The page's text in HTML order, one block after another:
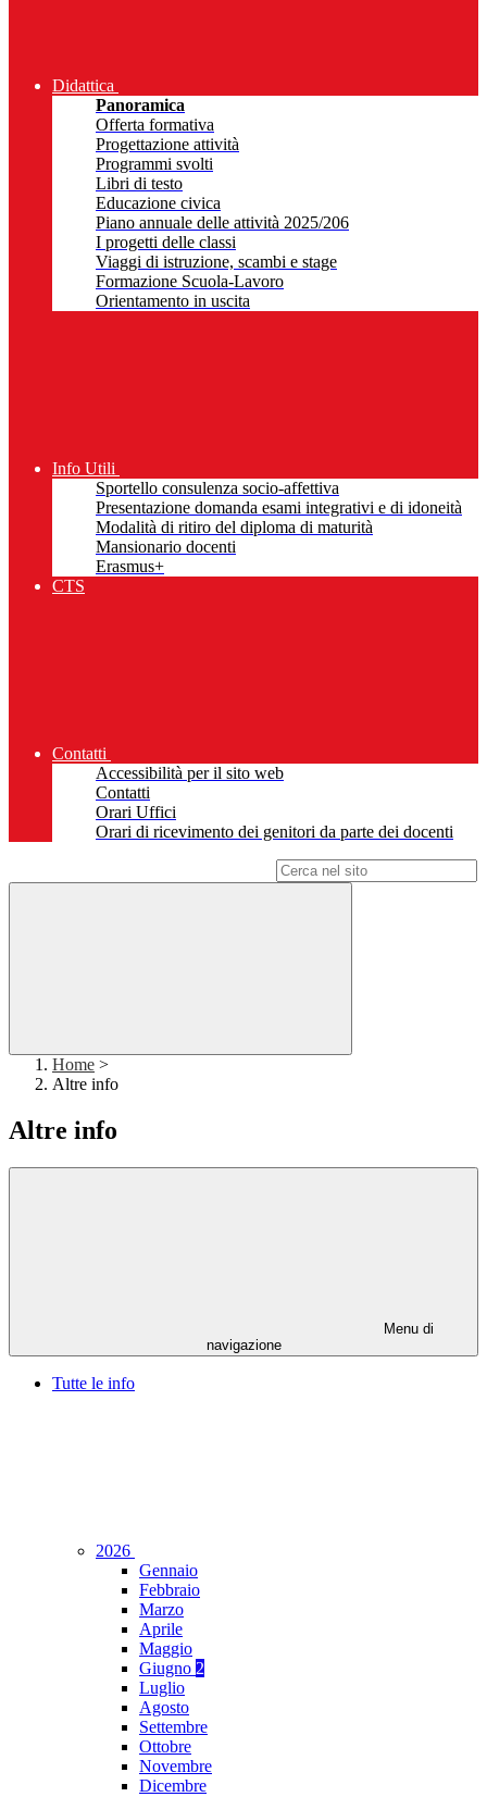
Didattica
Panoramica
Offerta formativa
Progettazione attività
Programmi svolti
Libri di testo
Educazione civica
Piano annuale delle attività 2025/206
I progetti delle classi
Viaggi di istruzione, scambi e stage
Formazione Scuola-Lavoro
Orientamento in uscita
Info Utili
Sportello consulenza socio-affettiva
Presentazione domanda esami integrativi e di idoneità
Modalità di ritiro del diploma di maturità
Mansionario docenti
Erasmus+
CTS
Contatti
Accessibilità per il sito web
Contatti
Orari Uffici
Orari di ricevimento dei genitori da parte dei docenti
Home >
Altre info
Altre info
Menu di
navigazione
Tutte le info
2026
Gennaio
Febbraio
Marzo
Aprile
Maggio
Giugno 2
Luglio
Agosto
Settembre
Ottobre
Novembre
Dicembre